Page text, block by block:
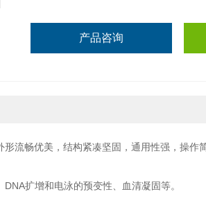
产品咨询
流畅优美，结构紧凑坚固，通用性强，操作
扩增和电泳的预变性、血清凝固等。